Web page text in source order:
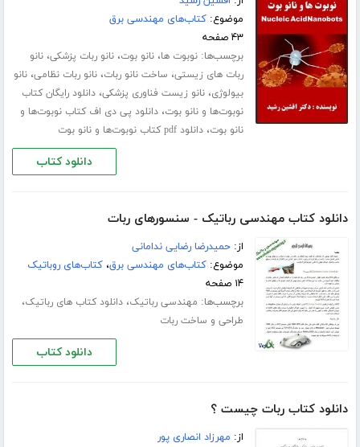
موضوع:کتاب‌های مهندسی برق
۴۳ صفحه
برچسب‌ها:نوبوت‌ ها،نانو بوت،نانو ربات پزشکی،نانو
ربات های زیستی، ساخت نانو ربات،نانو ربات نظامی،نانو
بیولوژی،نانو زیست فناوری پزشکی،دانلود رایگان کتاب
نوبوت‌ها و نانو بوت،دانلود پی دی اف کتاب نوبوت‌ها و
نانو بوت،دانلود pdf کتاب نوبوت‌ها و نانو بوت
دانلود کتاب
دانلود کتاب مهندسی رباتیک - سنسورهای ربات
از:حمیدرضا رضایی ندامانی
موضوع:کتاب‌های مهندسی برق،کتاب‌های روباتیک
۱۴ صفحه
برچسب‌ها: مهندسی رباتیک،دانلود کتاب های رباتیک،
طراحی و ساخت ربات
دانلود کتاب
دانلود کتاب ربات چیست ؟
از: مهرزاد انصاری پور